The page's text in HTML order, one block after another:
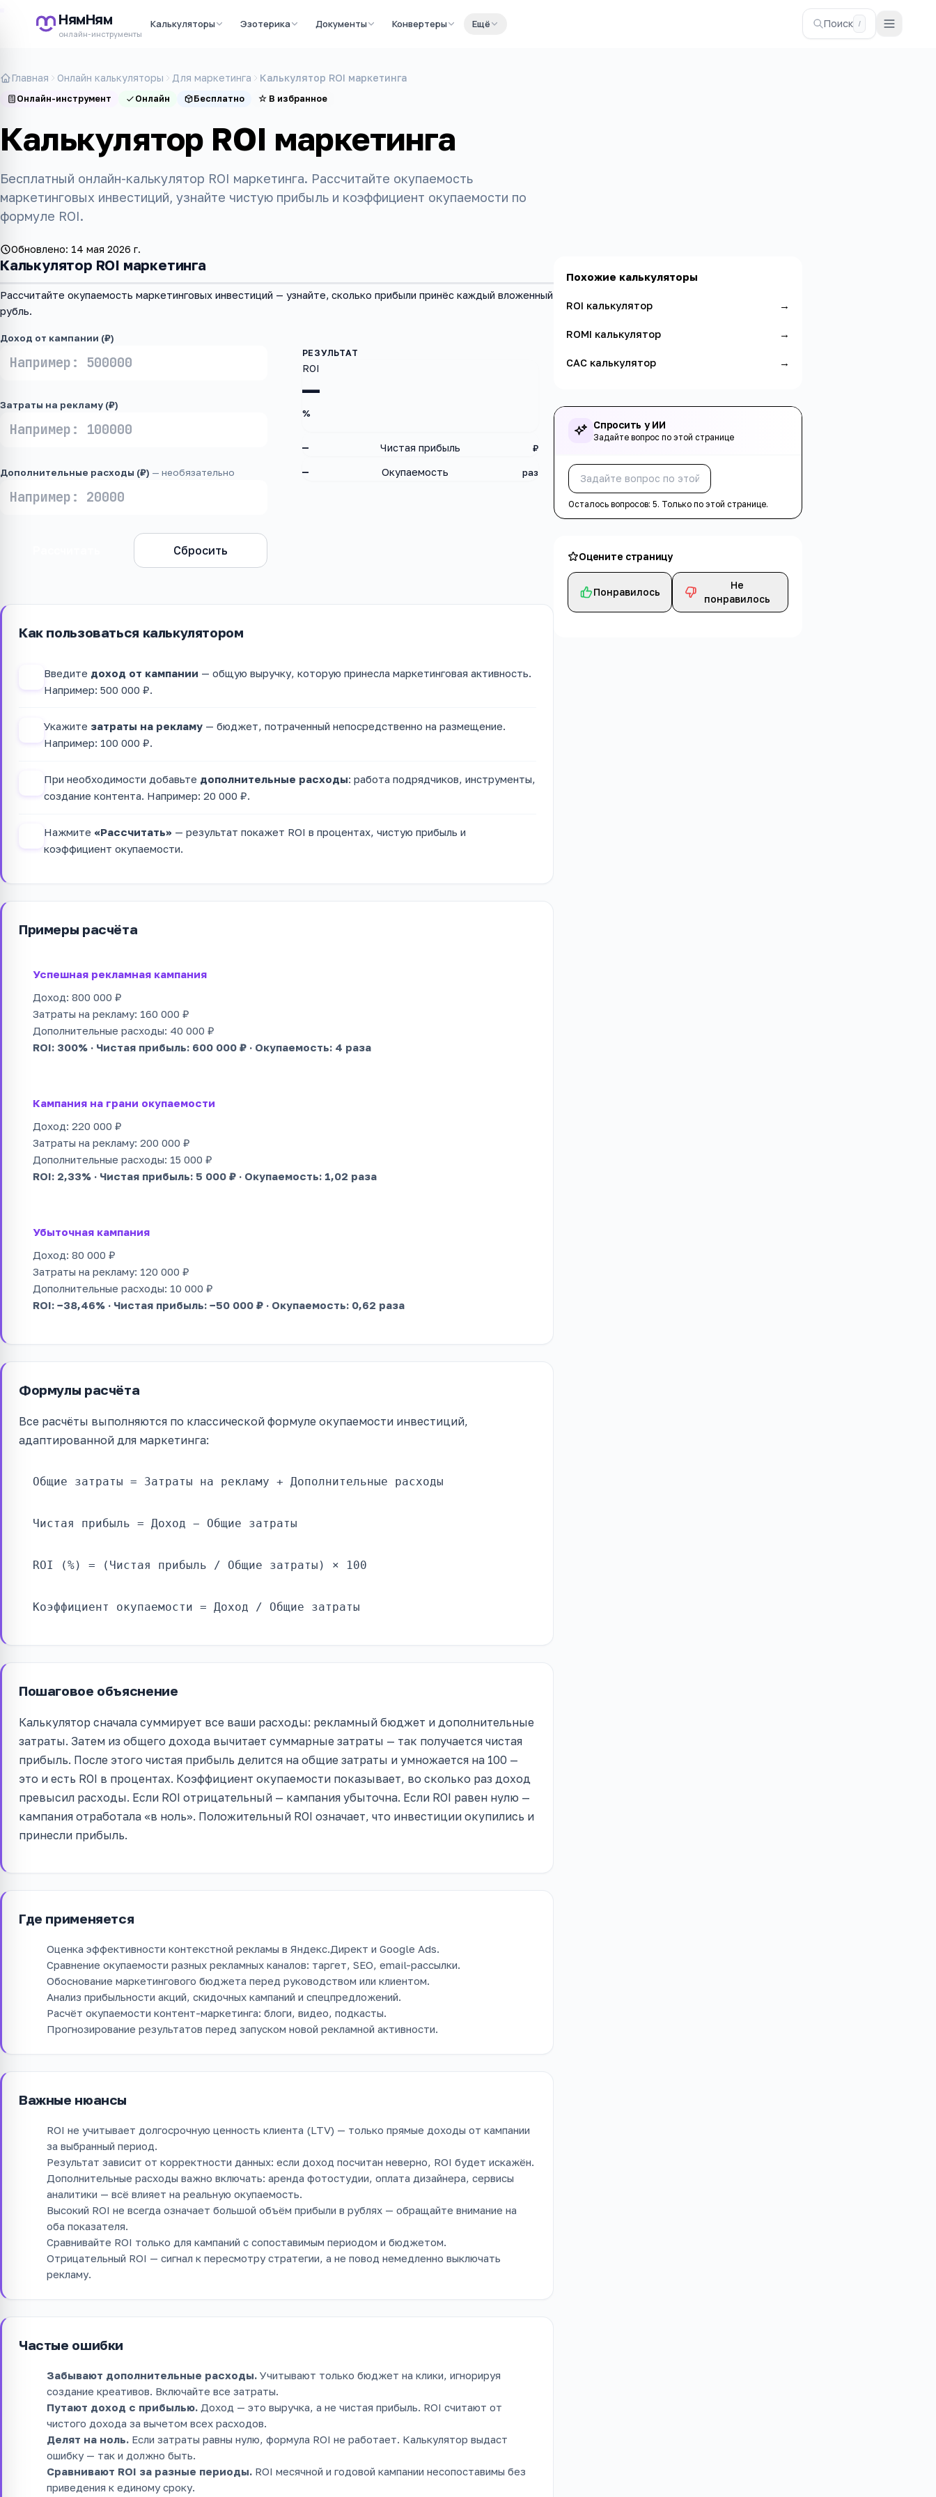
НямНям
онлайн-инструменты
Калькуляторы Эзотерика Документы Конвертеры Ещё Поиск /
Главная Онлайн калькуляторы Для маркетинга Калькулятор ROI маркетинга
Онлайн-инструмент Онлайн Бесплатно ☆ В избранное
Калькулятор ROI маркетинга
Бесплатный онлайн-калькулятор ROI маркетинга. Рассчитайте окупаемость
маркетинговых инвестиций, узнайте чистую прибыль и коэффициент окупаемости по
формуле ROI.
Обновлено: 14 мая 2026 г.
Калькулятор ROI маркетинга
Рассчитайте окупаемость маркетинговых инвестиций — узнайте, сколько прибыли принёс каждый вложенный
рубль.
Доход от кампании (₽)
Затраты на рекламу (₽)
Дополнительные расходы (₽) — необязательно
Сбросить
—
ROI
%
— Чистая прибыль ₽
— Окупаемость раз
Как пользоваться калькулятором
Введите доход от кампании — общую выручку, которую принесла маркетинговая активность.
Например: 500 000 ₽.
Укажите затраты на рекламу — бюджет, потраченный непосредственно на размещение.
Например: 100 000 ₽.
При необходимости добавьте дополнительные расходы: работа подрядчиков, инструменты,
создание контента. Например: 20 000 ₽.
Нажмите «Рассчитать» — результат покажет ROI в процентах, чистую прибыль и
коэффициент окупаемости.
Примеры расчёта
Успешная рекламная кампания
Доход: 800 000 ₽
Затраты на рекламу: 160 000 ₽
Дополнительные расходы: 40 000 ₽
ROI: 300% · Чистая прибыль: 600 000 ₽ · Окупаемость: 4 раза
Кампания на грани окупаемости
Доход: 220 000 ₽
Затраты на рекламу: 200 000 ₽
Дополнительные расходы: 15 000 ₽
ROI: 2,33% · Чистая прибыль: 5 000 ₽ · Окупаемость: 1,02 раза
Убыточная кампания
Доход: 80 000 ₽
Затраты на рекламу: 120 000 ₽
Дополнительные расходы: 10 000 ₽
ROI: −38,46% · Чистая прибыль: −50 000 ₽ · Окупаемость: 0,62 раза
Формулы расчёта
Все расчёты выполняются по классической формуле окупаемости инвестиций,
адаптированной для маркетинга:
Общие затраты = Затраты на рекламу + Дополнительные расходы
Чистая прибыль = Доход − Общие затраты
ROI (%) = (Чистая прибыль / Общие затраты) × 100
Коэффициент окупаемости = Доход / Общие затраты
Пошаговое объяснение
Калькулятор сначала суммирует все ваши расходы: рекламный бюджет и дополнительные
затраты. Затем из общего дохода вычитает суммарные затраты — так получается чистая
прибыль. После этого чистая прибыль делится на общие затраты и умножается на 100 —
это и есть ROI в процентах. Коэффициент окупаемости показывает, во сколько раз доход
превысил расходы. Если ROI отрицательный — кампания убыточна. Если ROI равен нулю —
кампания отработала «в ноль». Положительный ROI означает, что инвестиции окупились и
принесли прибыль.
Где применяется
Оценка эффективности контекстной рекламы в Яндекс.Директ и Google Ads.
Сравнение окупаемости разных рекламных каналов: таргет, SEO, email-рассылки.
Обоснование маркетингового бюджета перед руководством или клиентом.
Анализ прибыльности акций, скидочных кампаний и спецпредложений.
Расчёт окупаемости контент-маркетинга: блоги, видео, подкасты.
Прогнозирование результатов перед запуском новой рекламной активности.
Важные нюансы
ROI не учитывает долгосрочную ценность клиента (LTV) — только прямые доходы от кампании
за выбранный период.
Результат зависит от корректности данных: если доход посчитан неверно, ROI будет искажён.
Дополнительные расходы важно включать: аренда фотостудии, оплата дизайнера, сервисы
аналитики — всё влияет на реальную окупаемость.
Высокий ROI не всегда означает большой объём прибыли в рублях — обращайте внимание на
оба показателя.
Сравнивайте ROI только для кампаний с сопоставимым периодом и бюджетом.
Отрицательный ROI — сигнал к пересмотру стратегии, а не повод немедленно выключать
рекламу.
Частые ошибки
Забывают дополнительные расходы. Учитывают только бюджет на клики, игнорируя
создание креативов. Включайте все затраты.
Путают доход с прибылью. Доход — это выручка, а не чистая прибыль. ROI считают от
чистого дохода за вычетом всех расходов.
Делят на ноль. Если затраты равны нулю, формула ROI не работает. Калькулятор выдаст
ошибку — так и должно быть.
Сравнивают ROI за разные периоды. ROI месячной и годовой кампании несопоставимы без
приведения к единому сроку.
Похожие калькуляторы
ROI калькулятор →
ROMI калькулятор →
CAC калькулятор →
Спросить у ИИ
Задайте вопрос по этой странице
Осталось вопросов:5. Только по этой странице.
Оцените страницу
Понравилось
Не
понравилось